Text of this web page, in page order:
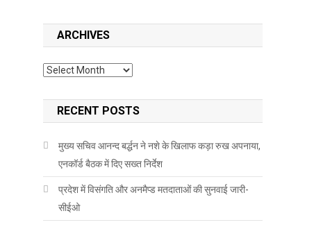
ARCHIVES
Archives
RECENT POSTS
मुख्य सचिव आनन्द बर्द्धन ने नशे के खिलाफ कड़ा रुख अपनाया,
एनकॉर्ड बैठक में दिए सख्त निर्देश
प्रदेश में विसंगति और अनमैप्ड मतदाताओं की सुनवाई जारी-
सीईओ